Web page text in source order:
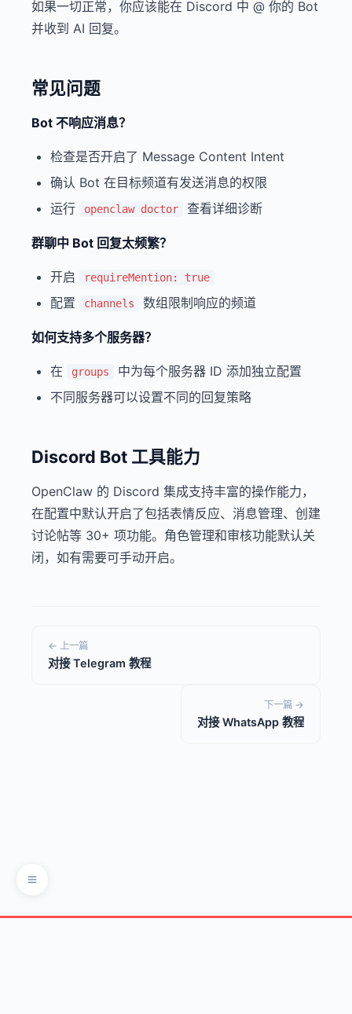
如果一切正常，你应该能在 Discord 中 @ 你的 Bot
并收到 AI 回复。
常见问题
Bot 不响应消息？
检查是否开启了 Message Content Intent
确认 Bot 在目标频道有发送消息的权限
运行
openclaw doctor 查看详细诊断
群聊中 Bot 回复太频繁？
开启 requireMention: true
配置 channels 数组限制响应的频道
如何支持多个服务器？
在 groups
中为每个服务器 ID 添加独立配置
不同服务器可以设置不同的回复策略
Discord Bot 工具能力
OpenClaw 的 Discord 集成支持丰富的操作能力，
在配置中默认开启了包括表情反应、消息管理、创建
讨论帖等 30+ 项功能。角色管理和审核功能默认关
闭，如有需要可手动开启。
← 上一篇
对接 Telegram 教程
下一篇 →
对接 WhatsApp 教程